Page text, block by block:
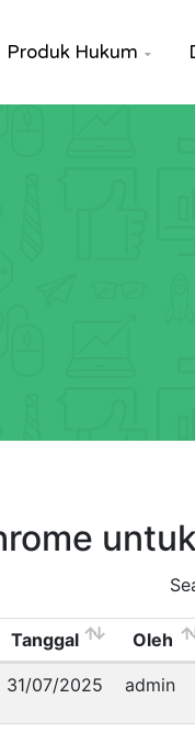
Produk Hukum 
Tanggal Oleh
31/07/2025 admin